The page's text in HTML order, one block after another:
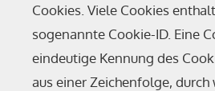
Cookies. Viele Cookies
sogenannte Cookie-ID. Eine
eindeutige Kennung des
aus einer Zeichenfolge, durch